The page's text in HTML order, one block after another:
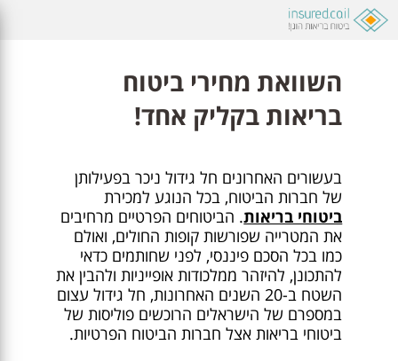
השוואת מחירי ביטוח
בריאות בקליק אחד!
בעשורים האחרונים חל גידול ניכר בפעילותן
של חברות הביטוח, בכל הנוגע למכירת
ביטוחי בריאות. הביטוחים הפרטיים מרחיבים
את המטרייה שפורשות קופות החולים, ואולם
כמו בכל הסכם פיננסי, לפני שחותמים כדאי
להתכונן, להיזהר ממלכודות אופייניות ולהבין את
השטח ב-20 השנים האחרונות, חל גידול עצום
במספרם של הישראלים הרוכשים פוליסות של
ביטוחי בריאות אצל חברות הביטוח הפרטיות.